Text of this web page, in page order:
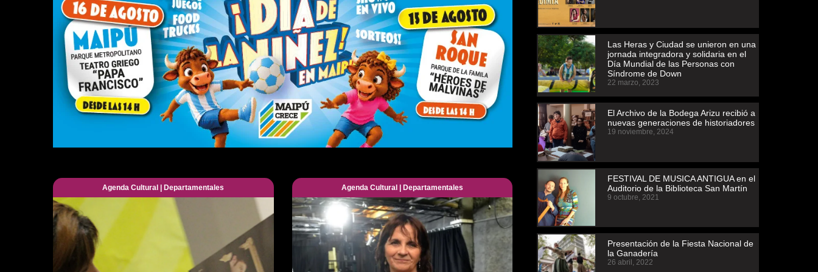
Agenda Cultural |Departamentales Agenda Cultural| Departamentales
Las Heras y Ciudad se unieron en una
jornada integradora y solidaria en el
Día Mundial de las Personas con
Síndrome de Down
22 marzo, 2023
El Archivo de la Bodega Arizu recibió a
nuevas generaciones de historiadores
19 noviembre, 2024
FESTIVAL DE MUSICA ANTIGUA en el
Auditorio de la Biblioteca San Martín
9 octubre, 2021
Presentación de la Fiesta Nacional de
la Ganadería
26 abril, 2022